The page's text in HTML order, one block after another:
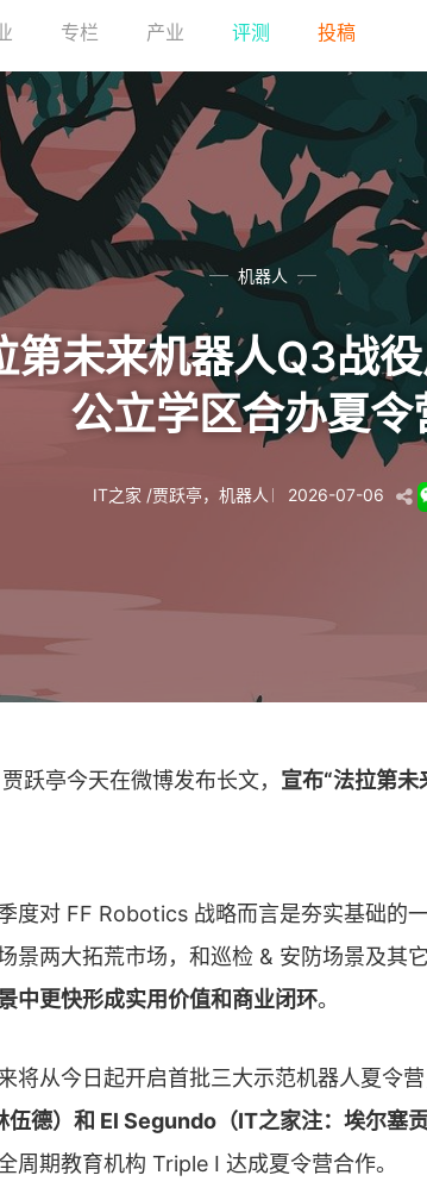
专栏 产业 评测 投稿
机器人
第未来机器人Q3战
公立学区合办夏令
IT之家 /贾跃亭， 机器人 2026-07-06
跃亭今天在微博发布长文， 宣布“法拉第未
度对 FF Robotics 战略而言是夯实基础的
景两大拓荒市场，和巡检 & 安防场景及其它
中更快形成实用价值和商业闭环。
将从今日起开启首批三大示范机器人夏令营
德）和 El Segundo（IT之家注：埃尔塞贡
周期教育机构 Triple I 达成夏令营合作。